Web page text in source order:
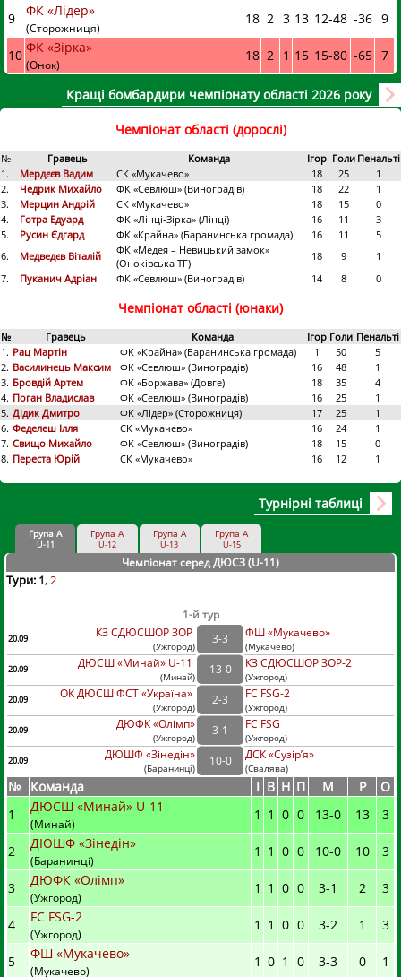
9 ФК «Лідер»
(Сторожниця)
18 2 3 13 12-48 -36 9
10 ФК «Зірка»
(Онок)
18 2 1 15 15-80 -65 7
Кращі бомбардири чемпіонату області 2026 року
Чемпіонат області (дорослі)
№ Гравець Команда Ігор Голи Пенальті
1.
Мердєєв Вадим СК «Мукачево» 18 25
1
2.
Чедрик Михайло ФК «Севлюш» (Виноградів) 18 22
1
3.
Мерцин Андрій СК «Мукачево» 18 15
0
4.
Готра Едуард ФК «Лінці-Зірка» (Лінці) 16 11
3
5.
Русин Єдгард ФК «Крайна» (Баранинська громада) 16 11
5
6.
Медведєв Віталій
ФК «Медея – Невицький замок»
(Оноківська ТГ)
18 9
1
7.
Пуканич Адріан ФК «Севлюш» (Виноградів) 14 8 0
Чемпіонат області (юнаки)
№ Гравець Команда Ігор Голи Пенальті
1. Рац Мартін ФК «Крайна» (Баранинська громада) 1 50
5
2. Василинець Максим ФК «Севлюш» (Виноградів) 16 48
1
3. Бровдій Артем ФК «Боржава» (Довге) 18 35
4
4. Поган Владислав ФК «Севлюш» (Виноградів) 16 25
1
5. Дідик Дмитро ФК «Лідер» (Сторожниця) 17 25
1
6. Феделеш Ілля СК «Мукачево» 16 24
1
7. Свищо Михайло ФК «Севлюш» (Виноградів) 18 15
0
8. Переста Юрій СК «Мукачево» 16 12 1
Турнірні таблиці
Група А
U-11
Група А
U-12
Група А
U-13
Група А
U-15
Чемпіонат серед ДЮСЗ (U-11)
Тури: 1 2
1-й тур
20.09 КЗ СДЮСШОР ЗОР
(Ужгород)
3-3 ФШ «Мукачево»
(Мукачево)
20.09
ДЮСШ «Минай» U-11
(Минай)
13-0 КЗ СДЮСШОР ЗОР-2
(Ужгород)
20.09
ОК ДЮСШ ФСТ «Україна»
(Ужгород)
2-3 FC FSG-2
(Ужгород)
20.09
ДЮФК «Олімп»
(Ужгород)
3-1 FC FSG
(Ужгород)
20.09
ДЮШФ «Зінедін»
(Баранинці)
10-0 ДСК «Сузір’я»
(Свалява)
№ Команда I В Н П М Р
О
1
ДЮСШ «Минай» U-11
(Минай)
1 1 0 0 13-0 13 3
2 ДЮШФ «Зінедін»
(Баранинці)
1 1 0 0 10-0 10 3
3 ДЮФК «Олімп»
(Ужгород)
1 1 0 0 3-1 2 3
4 FC FSG-2
(Ужгород)
1 1 0 0 3-2 1 3
5 ФШ «Мукачево»
(Мукачево)
1 0 1 0 3-3 0 1